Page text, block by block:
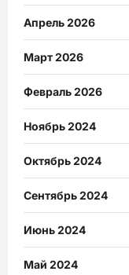
Апрель 2026
Март 2026
Февраль 2026
Ноябрь 2024
Октябрь 2024
Сентябрь 2024
Июнь 2024
Май 2024